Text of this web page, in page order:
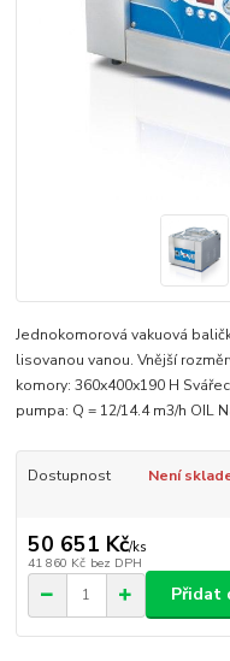
Jednokomorová vakuová
lisovanou vanou. Vnější
komory: 360x400x190 H
pumpa: Q = 12/14.4 m3/h OIL
Dostupnost Není
50 651 Kč/ks
41 860 Kč bez DPH
Přidat